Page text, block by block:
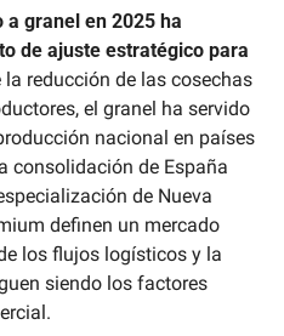
a granel en 2025 ha
de ajuste estratégico para
la reducción de las cosechas
el granel ha servido
nacional en países
consolidación de España
de Nueva
definen un mercado
los flujos logísticos y la
siendo los factores